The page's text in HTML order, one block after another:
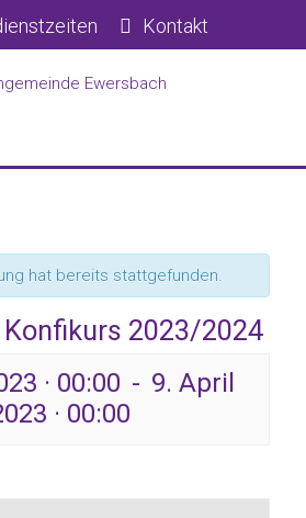
Kontakt
hat bereits stattgefunden.
2023/2024
· 00:00
9. April
· 00:00